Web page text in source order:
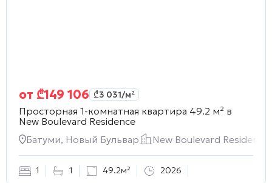
от ₾149 106 ₾3 031/м²
Просторная 1-комнатная квартира 49.2 м² в
New Boulevard Residence
Батуми, Новый Бульвар
New Boulevard Residence
1 1 49.2м² 2026